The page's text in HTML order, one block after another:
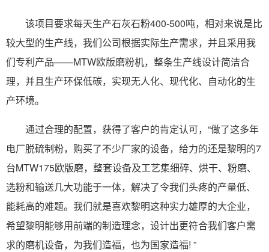
该项目要求每天生产石灰石粉400-500吨，相对来说是比
较大型的生产线，我们公司根据实际生产需求，并且采用我
们专利产品——MTW欧版磨粉机，整条生产线设计简洁合
理，并且生产环保低碳，实现无人化、现代化、自动化的生
产环境。
通过合理的配置，获得了客户的肯定认可，“做了这多年
电厂脱硫制粉，购买了不少厂家的设备，给力的还是黎明的7
台MTW175欧版磨，整套设备及工艺集细碎、烘干、粉磨、
选粉和输送几大功能于一体，解决了令我们头疼的产量低、
能耗高的难题。我们就是喜欢黎明这种实力雄厚的大企业，
希望黎明能够用前端的制造理念，设计出更符合我们客户需
求的磨机设备，为我们造福，也为国家造福! ”